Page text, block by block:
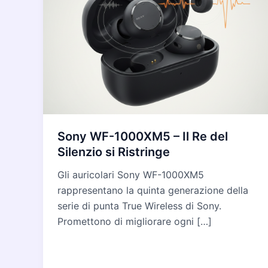
Sony WF-1000XM5 – Il Re del
Silenzio si Ristringe
Gli auricolari Sony WF-1000XM5
rappresentano la quinta generazione della
serie di punta True Wireless di Sony.
Promettono di migliorare ogni […]